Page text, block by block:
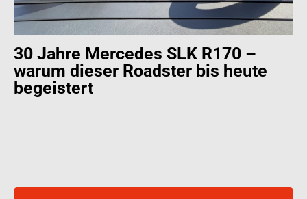
30 Jahre Mercedes SLK R170 –
warum dieser Roadster bis heute
begeistert